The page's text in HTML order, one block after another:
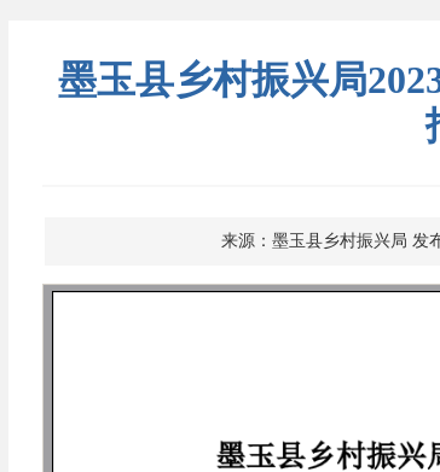
墨玉县乡村振兴局
来源：墨玉县乡村振兴局 发